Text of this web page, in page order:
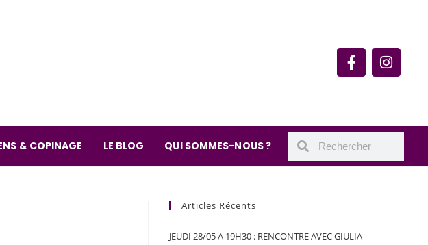
& COPINAGE LE BLOG QUI SOMMES-NOUS ?
Articles Récents
JEUDI 28/05 A 19H30 : RENCONTRE AVEC GIULIA